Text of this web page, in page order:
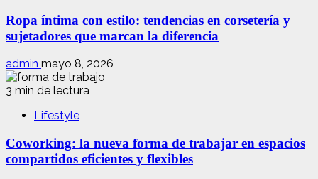
Ropa íntima con estilo: tendencias en corsetería y
sujetadores que marcan la diferencia
admin mayo 8, 2026
3 min de lectura
Lifestyle
Coworking: la nueva forma de trabajar en espacios
compartidos eficientes y flexibles